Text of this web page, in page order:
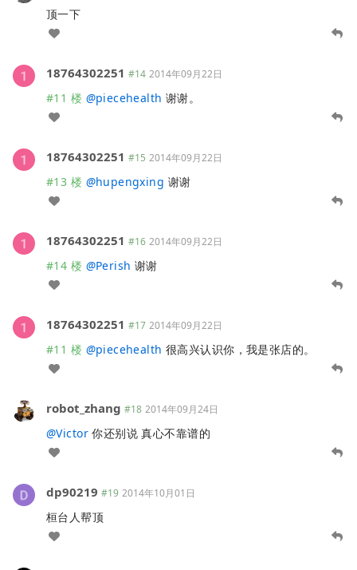
顶一下
18764302251 #14 2014年09月22日
#11 楼 @piecehealth 谢谢。
18764302251 #15 2014年09月22日
#13 楼 @hupengxing 谢谢
18764302251 #16 2014年09月22日
#14 楼 @Perish 谢谢
18764302251 #17 2014年09月22日
#11 楼 @piecehealth 很高兴认识你，我是张店的。
robot_zhang #18 2014年09月24日
@Victor你还别说 真心不靠谱的
dp90219 #19 2014年10月01日
桓台人帮顶